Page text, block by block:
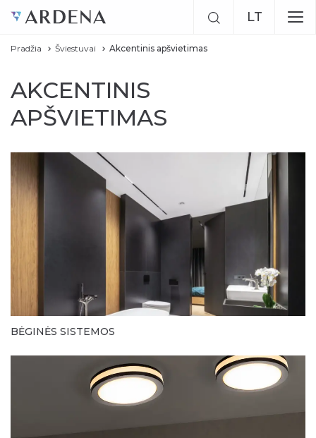
LT
Pradžia Šviestuvai Akcentinis apšvietimas
AKCENTINIS
APŠVIETIMAS
BĖGINĖS SISTEMOS